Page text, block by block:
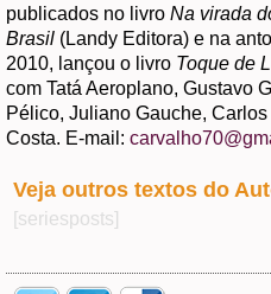
publicados no livro Na virada
Brasil (Landy Editora) e na
2010, lançou o livro Toque de
com Tatá Aeroplano, Gustavo
Pélico, Juliano Gauche,
Costa. E-mail:
Veja outros textos do
[seriesposts]